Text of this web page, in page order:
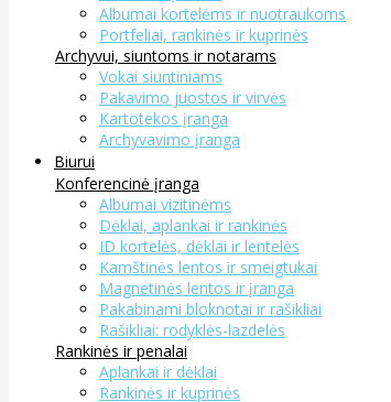
Albumai kortelėms ir nuotraukoms
Portfeliai, rankinės ir kuprinės
Archyvui, siuntoms ir notarams
Vokai siuntiniams
Pakavimo juostos ir virvės
Kartotekos įranga
Archyvavimo įranga
Biurui
Konferencinė įranga
Albumai vizitinėms
Dėklai, aplankai ir rankinės
ID kortelės, dėklai ir lentelės
Kamštinės lentos ir smeigtukai
Magnetinės lentos ir įranga
Pakabinami bloknotai ir rašikliai
Rašikliai: rodyklės-lazdelės
Rankinės ir penalai
Aplankai ir dėklai
Rankinės ir kuprinės